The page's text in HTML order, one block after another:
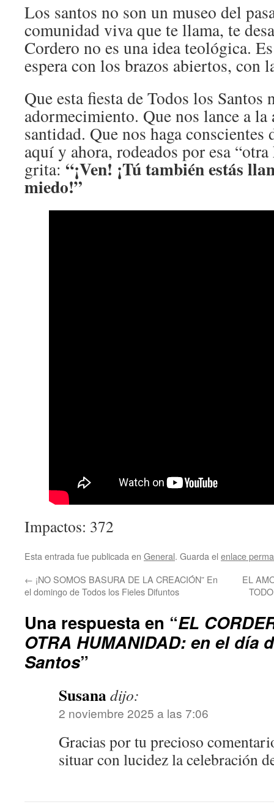
Los santos no son un museo del
comunidad viva que te llama, te
Cordero no es una idea teológica.
espera con los brazos abiertos, con
Que esta fiesta de Todos los Santos
adormecimiento. Que nos lance a la
santidad. Que nos haga conscientes
aquí y ahora, rodeados por esa
grita: “¡Ven! ¡Tú también estás
miedo!”
Impactos: 372
Esta entrada fue publicada en General. Guarda el enlace
← ¡NO SOMOS BASURA DE LA CREACIÓN” En
el domingo de Todos los Fieles Difuntos
EL
Una respuesta en “EL
OTRA HUMANIDAD: en el día
Santos”
Susanadijo:
2 noviembre 2025 a las 7:06
Gracias por tu precioso
situar con lucidez la celebración